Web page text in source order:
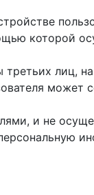
которой
лиц,
может
и не